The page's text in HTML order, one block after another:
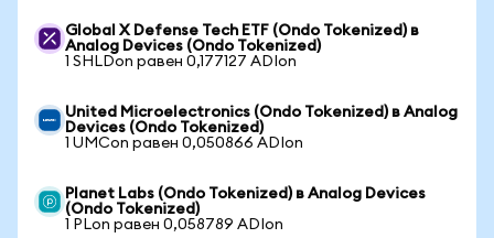
Global X Defense Tech ETF (Ondo Tokenized) в
Analog Devices (Ondo Tokenized)
1 SHLDon равен 0,177127 ADIon
United Microelectronics (Ondo Tokenized) в Analog
Devices (Ondo Tokenized)
1 UMCon равен 0,050866 ADIon
Planet Labs (Ondo Tokenized) в Analog Devices
(Ondo Tokenized)
1 PLon равен 0,058789 ADIon